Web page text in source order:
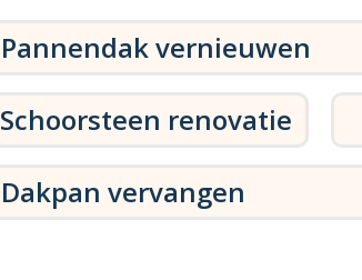
Pannendak vernieuwen
Schoorsteen renovatie
Dakpan vervangen